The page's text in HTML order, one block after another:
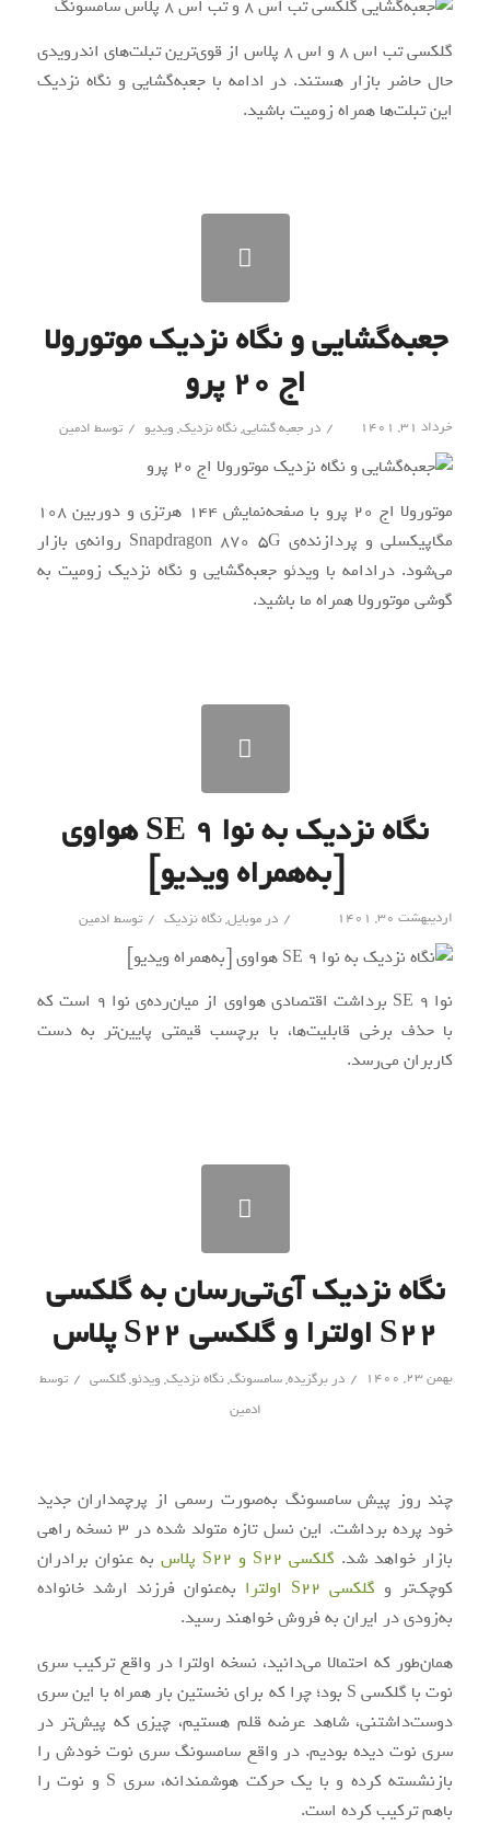
گلکسی تب اس ۸ و اس ۸ پلاس از قوی‌‌ترین تبلت‌های اندرویدی
حال حاضر بازار هستند. در ادامه با جعبه‌گشایی و نگاه نزدیک
این تبلت‌ها همراه زومیت باشید.
جعبه‌گشایی و نگاه نزدیک موتورولا
اج ۲۰ پرو
خرداد ۳۱, ۱۴۰۱ / درجعبه گشایی,نگاه نزدیک, ویدیو / توسط ادمین
موتورولا اج ۲۰ پرو با صفحه‌نمایش ۱۴۴ هرتزی و دوربین ۱۰۸
مگاپیکسلی و پردازنده‌ی Snapdragon 870 5G روانه‌ی بازار
می‌شود. در‌ادامه با ویدئو جعبه‌گشایی و نگاه نزدیک زومیت به
گوشی موتورولا همراه ما باشید.
نگاه نزدیک به نوا ۹ SE هواوی
[به‌همراه ویدیو]
اردیبهشت ۳۰, ۱۴۰۱ / درموبایل,نگاه نزدیک / توسط ادمین
نوا 9 SE برداشت اقتصادی هواوی از میان‌رده‌ی نوا ۹ است که
با حذف برخی قابلیت‌ها، با برچسب قیمتی پایین‌تر به دست
کاربران می‌رسد.
نگاه نزدیک آی‌تی‌رسان به گلکسی
S22 اولترا و گلکسی S22 پلاس
بهمن ۲۳, ۱۴۰۰ / دربرگزیده,سامسونگ,نگاه نزدیک, ویدئو,گلکسی / توسط
ادمین
چند روز پیش سامسونگ به‌صورت رسمی از پرچمداران جدید
خود پرده برداشت. این نسل تازه متولد شده در ۳ نسخه راهی
بازار خواهد شد. گلکسی S22 و S22 پلاس
به عنوان برادران
کوچک‌تر و گلکسی S22 اولترا
به‌عنوان فرزند ارشد خانواده
به‌زودی در ایران به فروش خواهند رسید.
همان‌طور که احتمالا می‌دانید، نسخه اولترا در واقع ترکیب سری
نوت با گلکسی S بود؛ چرا که برای نخستین بار همراه با این سری
دوست‌داشتنی، شاهد عرضه قلم هستیم، چیزی که پیش‌تر در
سری نوت دیده‌ بودیم. در واقع سامسونگ سری نوت خودش را
بازنشسته کرده و با یک حرکت هوشمندانه، سری S و نوت را
باهم ترکیب کرده است.